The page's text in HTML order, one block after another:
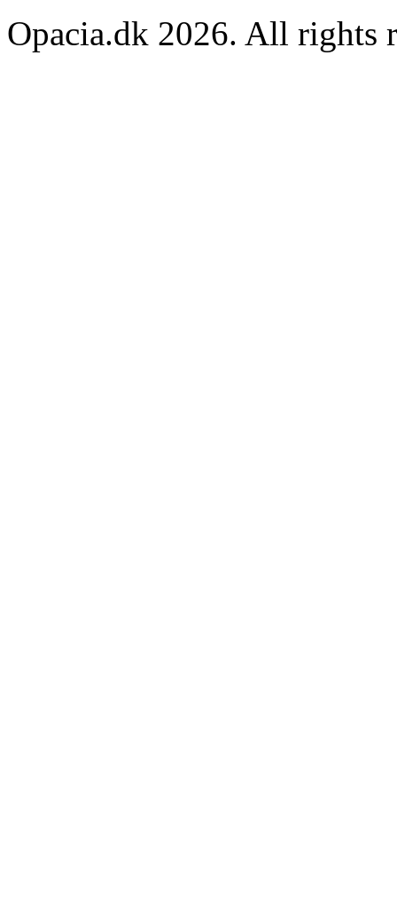
Opacia.dk 2026. All rights